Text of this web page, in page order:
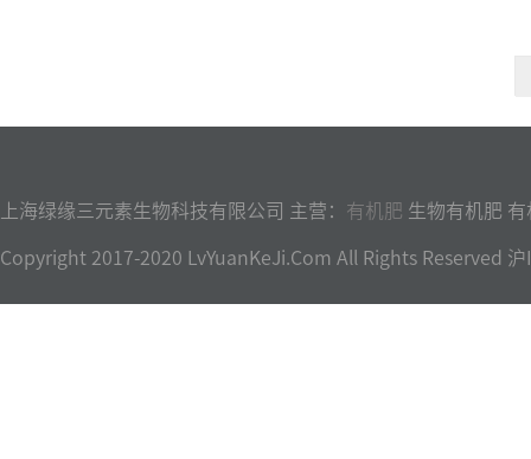
上海绿缘三元素生物科技有限公司 主营： 有机肥 生物有机肥
Copyright 2017-2020 LvYuanKeJi.Com All Rights Reserved